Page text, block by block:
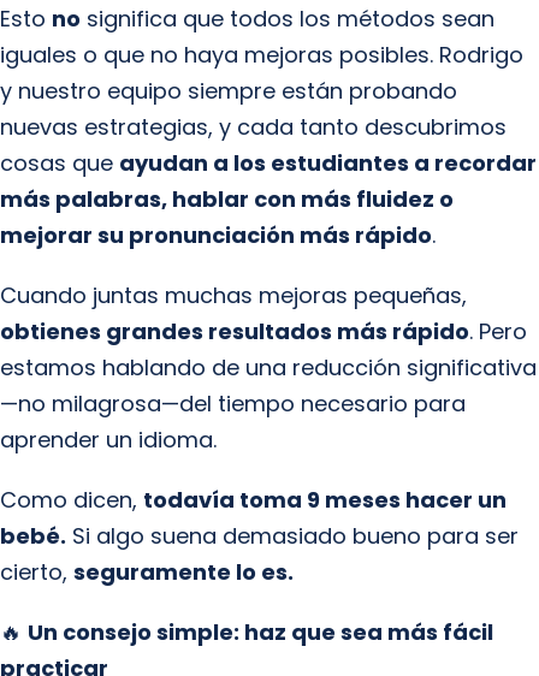
Esto no significa que todos los métodos sean
iguales o que no haya mejoras posibles. Rodrigo
y nuestro equipo siempre están probando
nuevas estrategias, y cada tanto descubrimos
cosas que ayudan a los estudiantes a recordar
más palabras, hablar con más fluidez o
mejorar su pronunciación más rápido.
Cuando juntas muchas mejoras pequeñas,
obtienes grandes resultados más rápido. Pero
estamos hablando de una reducción significativa
—no milagrosa—del tiempo necesario para
aprender un idioma.
Como dicen, todavía toma 9 meses hacer un
bebé. Si algo suena demasiado bueno para ser
cierto, seguramente lo es.
🔥 Un consejo simple: haz que sea más fácil
practicar